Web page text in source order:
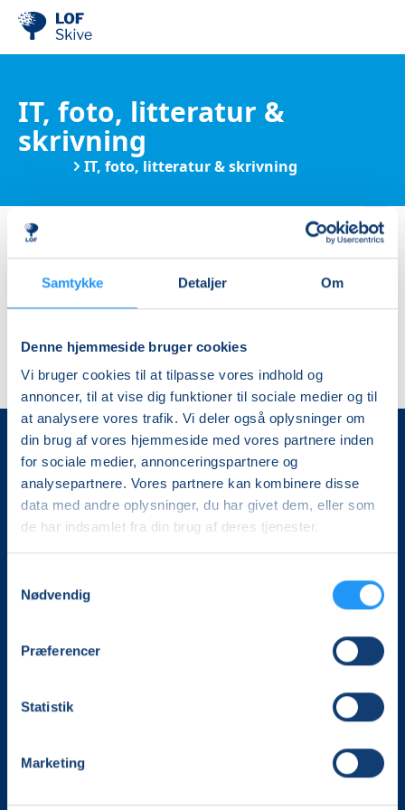
Samtykke Detaljer Om
Denne hjemmeside bruger cookies
Vi bruger cookies til at tilpasse vores indhold og
annoncer, til at vise dig funktioner til sociale medier og til
at analysere vores trafik. Vi deler også oplysninger om
din brug af vores hjemmeside med vores partnere inden
for sociale medier, annonceringspartnere og
analysepartnere. Vores partnere kan kombinere disse
data med andre oplysninger, du har givet dem, eller som
de har indsamlet fra din brug af deres tjenester.
Nødvendig
Præferencer
Statistik
Marketing
IT, foto, litteratur &
skrivning
IT, foto, litteratur & skrivning
Ingen resultater
Vi skaber rammerne for meningsfulde møder mellem
mere end 100.000 deltagere i hele landet med kurser,
foredrag og oplevelser.
LOF Skive
CVR. 70322111